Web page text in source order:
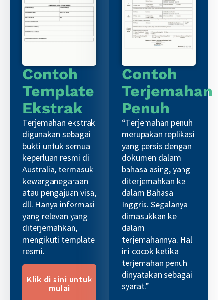
Contoh
Template
Ekstrak
Terjemahan ekstrak
digunakan sebagai
bukti untuk semua
keperluan resmi di
Australia, termasuk
kewarganegaraan
atau pengajuan visa,
dll. Hanya informasi
yang relevan yang
diterjemahkan,
mengikuti template
resmi.
Klik di sini untuk
mulai
Contoh
Terjemahan
Penuh
“Terjemahan penuh
merupakan replikasi
yang persis dengan
dokumen dalam
bahasa asing, yang
diterjemahkan ke
dalam Bahasa
Inggris. Segalanya
dimasukkan ke
dalam
terjemahannya. Hal
ini cocok ketika
terjemahan penuh
dinyatakan sebagai
syarat.”